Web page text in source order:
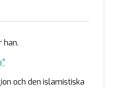
han.
och den islamistiska